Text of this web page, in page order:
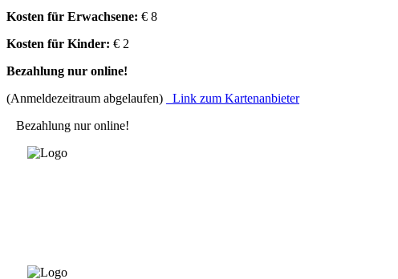
Kosten für Erwachsene: € 8
Kosten für Kinder: € 2
Bezahlung nur online!
(Anmeldezeitraum abgelaufen)
Link zum Kartenanbieter
Bezahlung nur online!